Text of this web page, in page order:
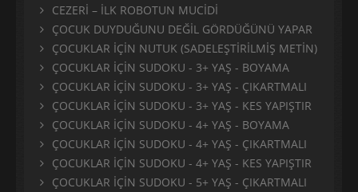
CEZERİ – İLK ROBOTUN MUCİDİ
ÇOCUK DUYDUĞUNU DEĞİL GÖRDÜĞÜNÜ YAPAR
ÇOCUKLAR İÇİN NUTUK (SADELEŞTİRİLMİŞ METİN)
ÇOCUKLAR İÇİN SUDOKU - 3+ YAŞ - BOYAMA
ÇOCUKLAR İÇİN SUDOKU - 3+ YAŞ - ÇIKARTMALI
ÇOCUKLAR İÇİN SUDOKU - 3+ YAŞ - KES YAPIŞTIR
ÇOCUKLAR İÇİN SUDOKU - 4+ YAŞ - BOYAMA
ÇOCUKLAR İÇİN SUDOKU - 4+ YAŞ - ÇIKARTMALI
ÇOCUKLAR İÇİN SUDOKU - 4+ YAŞ - KES YAPIŞTIR
ÇOCUKLAR İÇİN SUDOKU - 5+ YAŞ - ÇIKARTMALI